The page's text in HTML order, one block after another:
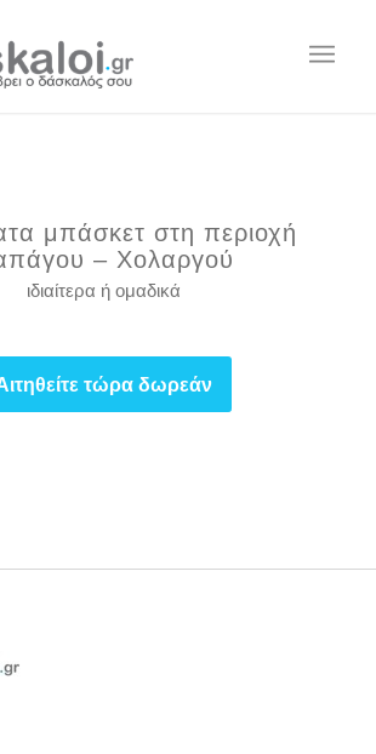
μπάσκετ στη περιοχή
– Χολαργού
ιδιαίτερα ή ομαδικά
τώρα δωρεάν